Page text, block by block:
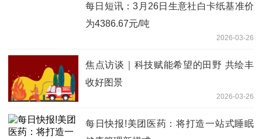
每日短讯：3月26日生意社白卡纸基准价
为4386.67元/吨
2026-03-26
焦点访谈｜科技赋能希望的田野 共绘丰
收好图景
2026-03-26
每日快报!美团医药：将打造一站式睡眠